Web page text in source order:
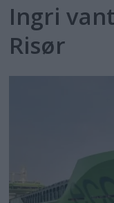
Ingri
Risør